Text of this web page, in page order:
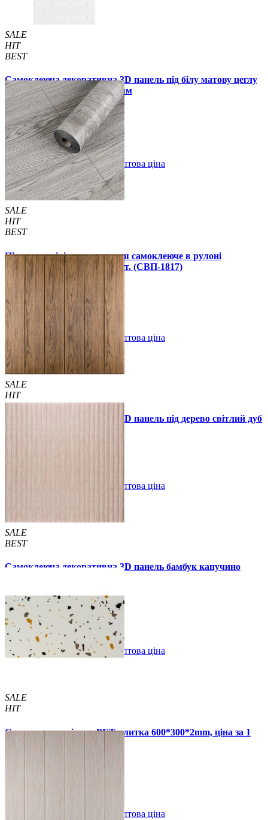
SALE
HIT
BEST
Самоклеюча декоративна 3D панель під білу матову цеглу
в рулоні 20 м 20000x700x3 мм
1850 грн./шт 2899 грн./шт
Купити В закладки Оптова ціна
SALE
HIT
BEST
Підлогове вінілове покриття самоклеюче в рулоні
3000х600х1,5мм, ціна за 1 шт. (СВП-1817)
990 грн. 1390 грн.
Купити В закладки Оптова ціна
SALE
HIT
Самоклеюча декоративна 3D панель під дерево світлий дуб
89 грн.
Оптова ціна
SALE
BEST
Самоклеюча декоративна 3D панель бамбук капучино
129 грн. /шт 160 грн. /шт
Купити В закладки Оптова ціна
SALE
HIT
Самоклеюча стінова PET плитка 600*300*2mm, ціна за 1
Оптова ціна